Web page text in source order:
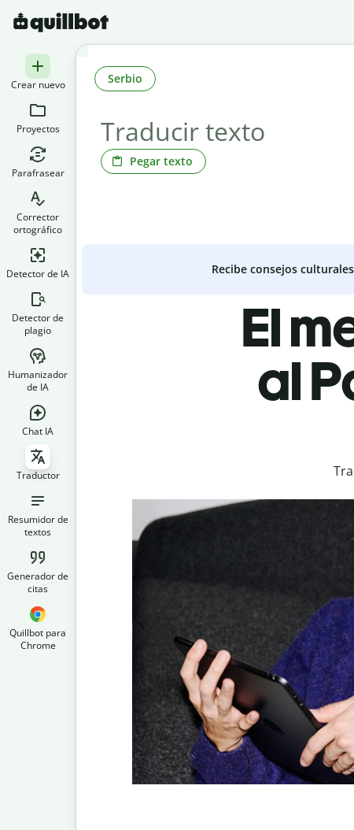
Crear nuevo
Proyectos
Parafrasear
Corrector
ortográfico
Detector de IA
Detector de
plagio
Humanizador
de IA
Chat IA
Traductor
Resumidor de
textos
Generador de
citas
Quillbot para
Chrome
Pegar texto
Serbio
Recibe consejos
El
al